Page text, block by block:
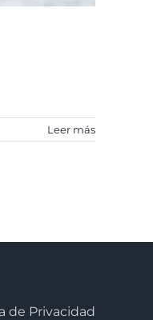
Leer más
de Privacidad